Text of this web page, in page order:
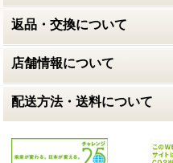
返品・交換について
店舗情報について
配送方法・送料について